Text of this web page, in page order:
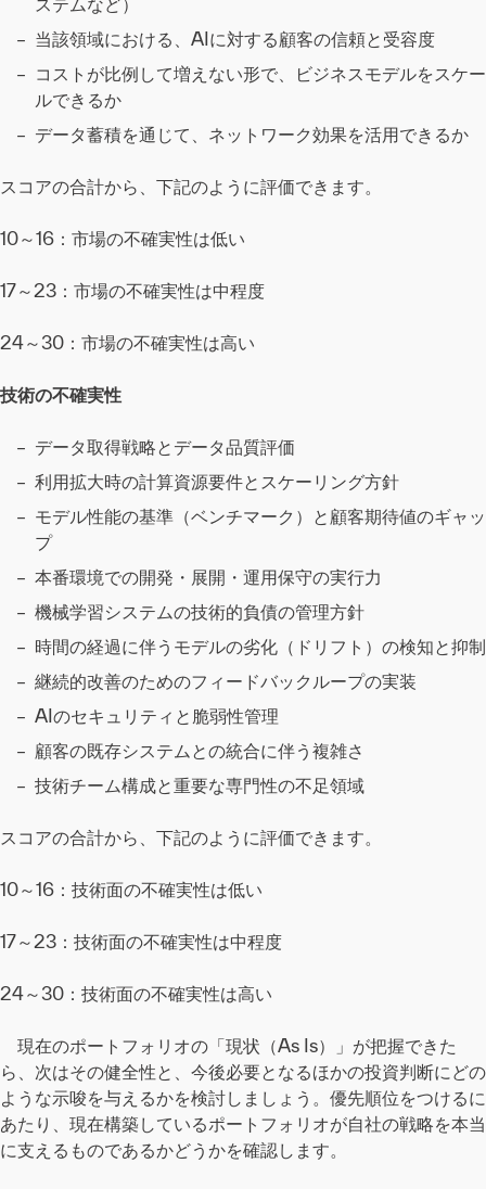
当該領域における、AIに対する顧客の信頼と受容度
コストが比例して増えない形で、ビジネスモデルをスケー
ルできるか
データ蓄積を通じて、ネットワーク効果を活用できるか
スコアの合計から、下記のように評価できます。
10～16：市場の不確実性は低い
17～23：市場の不確実性は中程度
24～30：市場の不確実性は高い
技術の不確実性
データ取得戦略とデータ品質評価
利用拡大時の計算資源要件とスケーリング方針
モデル性能の基準（ベンチマーク）と顧客期待値のギャッ
プ
本番環境での開発・展開・運用保守の実行力
機械学習システムの技術的負債の管理方針
時間の経過に伴うモデルの劣化（ドリフト）の検知と抑制
継続的改善のためのフィードバックループの実装
AIのセキュリティと脆弱性管理
顧客の既存システムとの統合に伴う複雑さ
技術チーム構成と重要な専門性の不足領域
スコアの合計から、下記のように評価できます。
10～16：技術面の不確実性は低い
17～23：技術面の不確実性は中程度
24～30：技術面の不確実性は高い
現在のポートフォリオの「現状（As Is）」が把握できた
ら、次はその健全性と、今後必要となるほかの投資判断にどの
ような示唆を与えるかを検討しましょう。優先順位をつけるに
あたり、現在構築しているポートフォリオが自社の戦略を本当
に支えるものであるかどうかを確認します。